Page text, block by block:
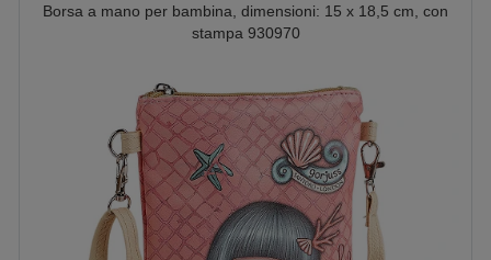
Borsa a mano per bambina, dimensioni: 15 x 18,5 cm, con
stampa 930970